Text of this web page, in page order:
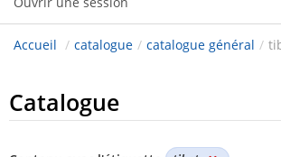
Accueil / catalogue / catalogue général /
Catalogue